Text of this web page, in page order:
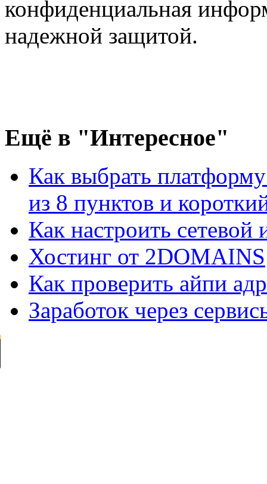
конфиденциальная
надежной защитой.
Ещё в "Интересное"
Как выбрать
из 8 пунктов и
Как настроить
Хостинг от 2DOMAINS
Как проверить айпи
Заработок через